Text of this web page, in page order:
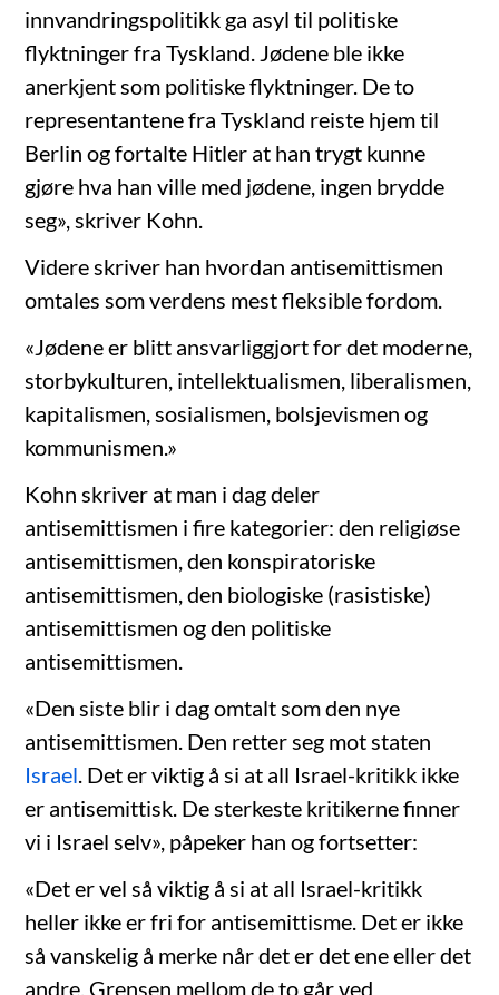
innvandringspolitikk ga asyl til politiske
flyktninger fra Tyskland. Jødene ble ikke
anerkjent som politiske flyktninger. De to
representantene fra Tyskland reiste hjem til
Berlin og fortalte Hitler at han trygt kunne
gjøre hva han ville med jødene, ingen brydde
seg», skriver Kohn.
Videre skriver han hvordan antisemittismen
omtales som verdens mest fleksible fordom.
«Jødene er blitt ansvarliggjort for det moderne,
storbykulturen, intellektualismen, liberalismen,
kapitalismen, sosialismen, bolsjevismen og
kommunismen.»
Kohn skriver at man i dag deler
antisemittismen i fire kategorier: den religiøse
antisemittismen, den konspiratoriske
antisemittismen, den biologiske (rasistiske)
antisemittismen og den politiske
antisemittismen.
«Den siste blir i dag omtalt som den nye
antisemittismen. Den retter seg mot staten
Israel . Det er viktig å si at all Israel-kritikk ikke
er antisemittisk. De sterkeste kritikerne finner
vi i Israel selv», påpeker han og fortsetter:
«Det er vel så viktig å si at all Israel-kritikk
heller ikke er fri for antisemittisme. Det er ikke
så vanskelig å merke når det er det ene eller det
andre. Grensen mellom de to går ved